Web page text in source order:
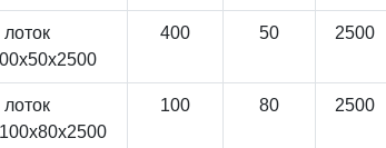
400 50 2500
100 80 2500